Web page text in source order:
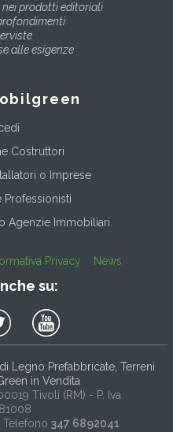
prodotti editoriali
alle esigenze
Costruttori
o Imprese
Professionisti
Agenzie Immobiliari
Privacy News
su:
Legno Prefabbricate, Terreni
in Vendita
00019 Tivoli (RM) - P. Iva
Telefono 347 6892041